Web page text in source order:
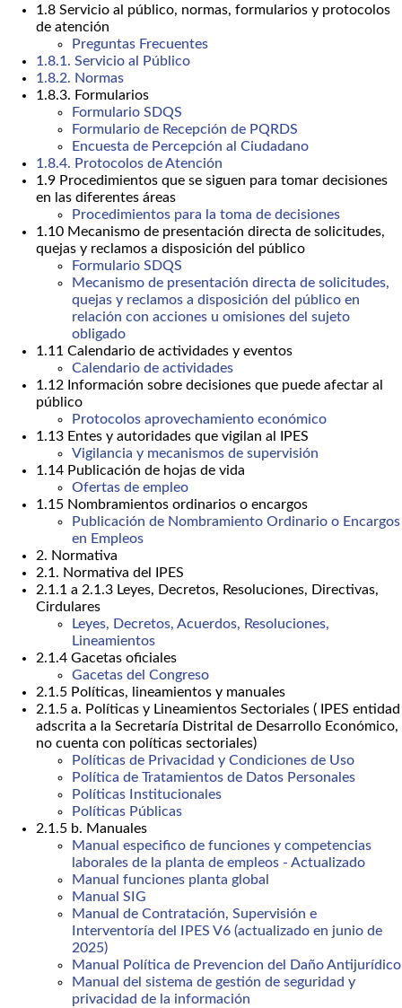
1.8 Servicio al público, normas, formularios y protocolos
de atención
Preguntas Frecuentes
1.8.1. Servicio al Público
1.8.2. Normas
1.8.3. Formularios
Formulario SDQS
Formulario de Recepción de PQRDS
Encuesta de Percepción al Ciudadano
1.8.4. Protocolos de Atención
1.9 Procedimientos que se siguen para tomar decisiones
en las diferentes áreas
Procedimientos para la toma de decisiones
1.10 Mecanismo de presentación directa de solicitudes,
quejas y reclamos a disposición del público
Formulario SDQS
Mecanismo de presentación directa de solicitudes,
quejas y reclamos a disposición del público en
relación con acciones u omisiones del sujeto
obligado
1.11 Calendario de actividades y eventos
Calendario de actividades
1.12 Información sobre decisiones que puede afectar al
público
Protocolos aprovechamiento económico
1.13 Entes y autoridades que vigilan al IPES
Vigilancia y mecanismos de supervisión
1.14 Publicación de hojas de vida
Ofertas de empleo
1.15 Nombramientos ordinarios o encargos
Publicación de Nombramiento Ordinario o Encargos
en Empleos
2. Normativa
2.1. Normativa del IPES
2.1.1 a 2.1.3 Leyes, Decretos, Resoluciones, Directivas,
Cirdulares
Leyes, Decretos, Acuerdos, Resoluciones,
Lineamientos
2.1.4 Gacetas oficiales
Gacetas del Congreso
2.1.5 Políticas, lineamientos y manuales
2.1.5 a. Políticas y Lineamientos Sectoriales ( IPES entidad
adscrita a la Secretaría Distrital de Desarrollo Económico,
no cuenta con políticas sectoriales)
Políticas de Privacidad y Condiciones de Uso
Política de Tratamientos de Datos Personales
Políticas Institucionales
Políticas Públicas
2.1.5 b. Manuales
Manual especifico de funciones y competencias
laborales de la planta de empleos - Actualizado
Manual funciones planta global
Manual SIG
Manual de Contratación, Supervisión e
Interventoría del IPES V6 (actualizado en junio de
2025)
Manual Política de Prevencion del Daño Antijurídico
Manual del sistema de gestión de seguridad y
privacidad de la información